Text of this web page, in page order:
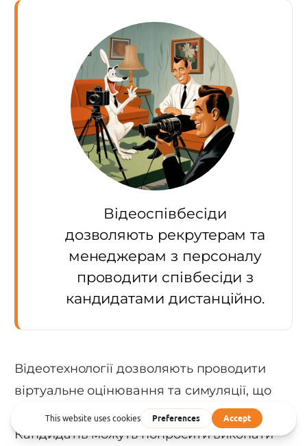
Відеоспівбесіди
дозволяють рекрутерам та
менеджерам з персоналу
проводити співбесіди з
кандидатами дистанційно.
Відеотехнології дозволяють проводити
віртуальне оцінювання та симуляції, що
імітують реальні робочі сценарії.
Кандидатів можуть попросити виконати